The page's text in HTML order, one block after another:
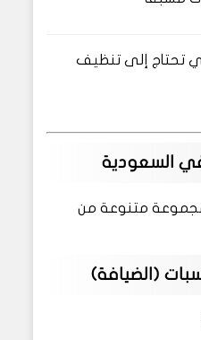
تحتاج إلى تنظيف
السعودية
متنوعة من
(الضيافة)